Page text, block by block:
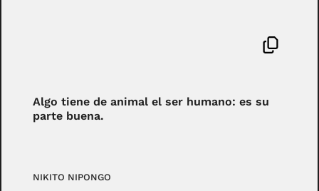
Algo tiene de animal el ser humano: es su
parte buena.
NIKITO NIPONGO